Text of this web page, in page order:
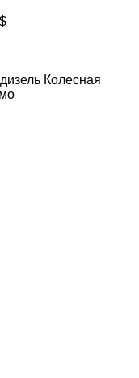
дизель Колесная